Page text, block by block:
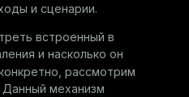
и сценарии.
встроенный в
и насколько он
рассмотрим
Данный механизм